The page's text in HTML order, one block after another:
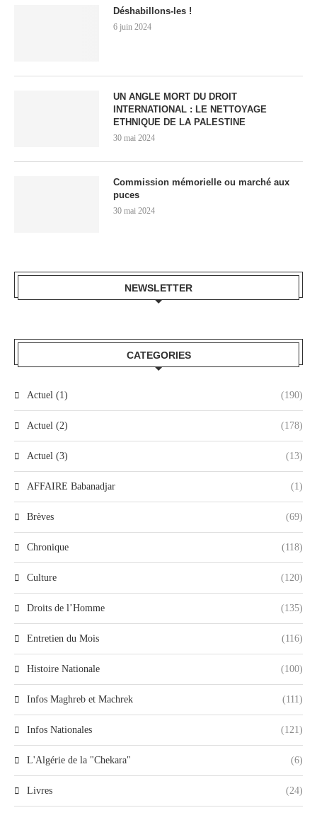
Déshabillons-les !
6 juin 2024
UN ANGLE MORT DU DROIT
INTERNATIONAL : LE NETTOYAGE
ETHNIQUE DE LA PALESTINE
30 mai 2024
Commission mémorielle ou marché aux
puces
30 mai 2024
NEWSLETTER
CATEGORIES
Actuel (1) (190)
Actuel (2) (178)
Actuel (3) (13)
AFFAIRE Babanadjar (1)
Brèves (69)
Chronique (118)
Culture (120)
Droits de l’Homme (135)
Entretien du Mois (116)
Histoire Nationale (100)
Infos Maghreb et Machrek (111)
Infos Nationales (121)
L'Algérie de la "Chekara" (6)
Livres (24)